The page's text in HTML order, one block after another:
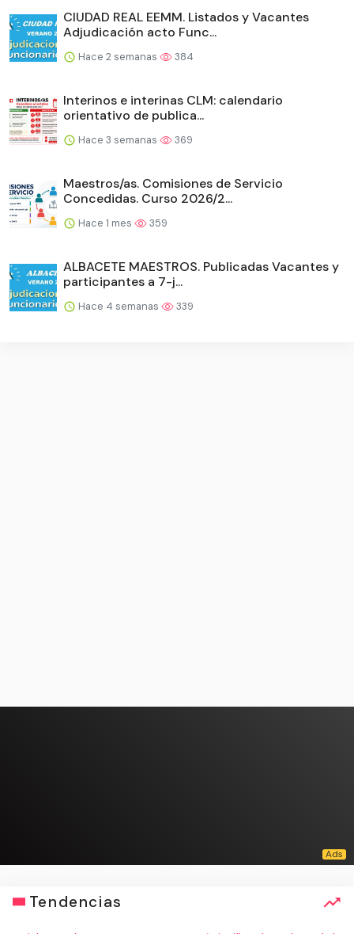
CIUDAD REAL EEMM. Listados y Vacantes
Adjudicación acto Func...
Hace 2 semanas 384
Interinos e interinas CLM: calendario
orientativo de publica...
Hace 3 semanas 369
Maestros/as. Comisiones de Servicio
Concedidas. Curso 2026/2...
Hace 1 mes 359
ALBACETE MAESTROS. Publicadas Vacantes y
participantes a 7-j...
Hace 4 semanas 339
Tendencias